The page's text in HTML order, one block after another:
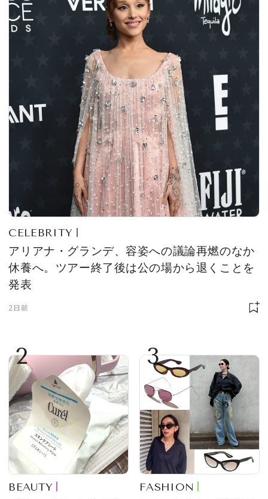
CELEBRITY
アリアナ・グランデ、容姿への議論再燃のなか
休養へ。ツアー終了後は公の場から退くことを
発表
2日前
2
BEAUTY
3
FASHION